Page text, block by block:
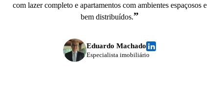
com lazer completo e apartamentos com ambientes espaçosos e
bem distribuídos.”
Eduardo Machado
Especialista imobiliário